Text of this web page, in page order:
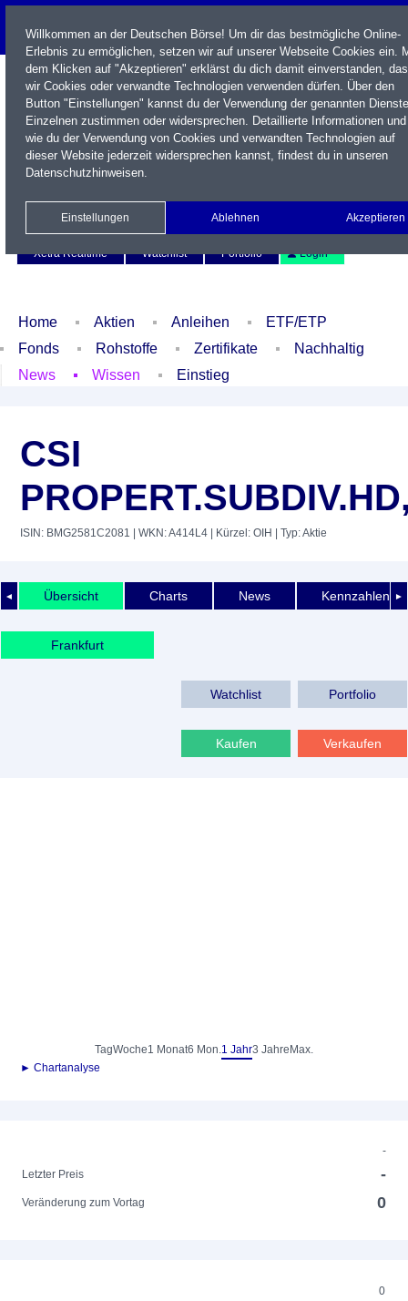
Name / WKN / ISIN / Kürzel
Xetra Realtime
Watchlist Portfolio Login
Home Aktien Anleihen
ETF/ETP
Fonds
Rohstoffe Zertifikate
Nachhaltig
News
Wissen Einstieg
CSI
ISIN: BMG2581C2081 | WKN: A414L4 | Kürzel: OIH | Typ: Aktie
◄ ►
Übersicht Charts News Kennzahlen
Frankfurt
Watchlist Portfolio
Kaufen Verkaufen
TagWoche1 Monat6 Mon.1 Jahr3 Jahre Max.
► Chartanalyse
-
Letzter Preis
-
Veränderung zum Vortag 0
0
Willkommen an der Deutschen Börse! Um dir das bestmögliche Online-
Erlebnis zu ermöglichen, setzen wir auf unserer Webseite Cookies ein.
dem Klicken auf "Akzeptieren" erklärst du dich damit einverstanden,
wir Cookies oder verwandte Technologien verwenden dürfen. Über den
Button "Einstellungen" kannst du der Verwendung der genannten
Einzelnen zustimmen oder widersprechen. Detaillierte Informationen und
wie du der Verwendung von Cookies und verwandten Technologien auf
dieser Website jederzeit widersprechen kannst, findest du in unseren
Datenschutzhinweisen.
Einstellungen Ablehnen Akzeptieren